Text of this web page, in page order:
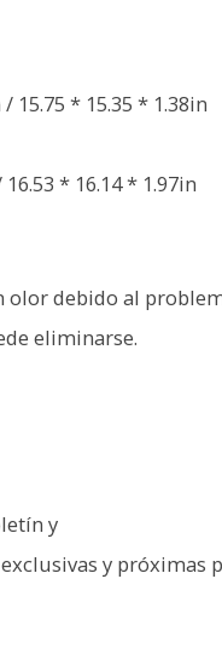
15.75 * 15.35 * 1.38in
* 16.14 * 1.97in
olor debido al
eliminarse.
y
y próximas